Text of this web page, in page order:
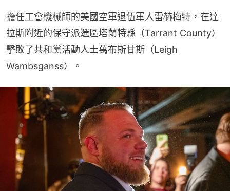
擔任工會機械師的美國空軍退伍軍人雷赫梅特，在達
拉斯附近的保守派選區塔蘭特縣（Tarrant County）
擊敗了共和黨活動人士萬布斯甘斯（Leigh
Wambsganss）。